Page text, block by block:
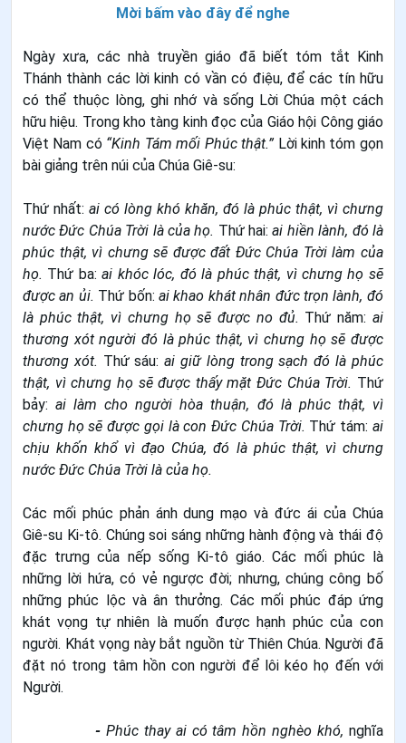
Mời bấm vào đây để nghe
Ngày xưa, các nhà truyền giáo đã biết tóm tắt Kinh
Thánh thành các lời kinh có vần có điệu, để các tín hữu
có thể thuộc lòng, ghi nhớ và sống Lời Chúa một cách
hữu hiệu. Trong kho tàng kinh đọc của Giáo hội Công giáo
Việt Nam có “Kinh Tám mối Phúc thật.” Lời kinh tóm gọn
bài giảng trên núi của Chúa Giê-su:
Thứ nhất: ai có lòng khó khăn, đó là phúc thật, vì chưng
nước Đức Chúa Trời là của họ. Thứ hai: ai hiền lành, đó là
phúc thật, vì chưng sẽ được đất Đức Chúa Trời làm của
họ. Thứ ba: ai khóc lóc, đó là phúc thật, vì chưng họ sẽ
được an ủi. Thứ bốn: ai khao khát nhân đức trọn lành, đó
là phúc thật, vì chưng họ sẽ được no đủ. Thứ năm: ai
thương xót người đó là phúc thật, vì chưng họ sẽ được
thương xót. Thứ sáu: ai giữ lòng trong sạch đó là phúc
thật, vì chưng họ sẽ được thấy mặt Đức Chúa Trời. Thứ
bảy: ai làm cho người hòa thuận, đó là phúc thật, vì
chưng họ sẽ được gọi là con Đức Chúa Trời. Thứ tám: ai
chịu khốn khổ vì đạo Chúa, đó là phúc thật, vì chưng
nước Đức Chúa Trời là của họ.
Các mối phúc phản ánh dung mạo và đức ái của Chúa
Giê-su Ki-tô. Chúng soi sáng những hành động và thái độ
đặc trưng của nếp sống Ki-tô giáo. Các mối phúc là
những lời hứa, có vẻ ngược đời; nhưng, chúng công bố
những phúc lộc và ân thưởng. Các mối phúc đáp ứng
khát vọng tự nhiên là muốn được hạnh phúc của con
người. Khát vọng này bắt nguồn từ Thiên Chúa. Người đã
đặt nó trong tâm hồn con người để lôi kéo họ đến với
Người.
- Phúc thay ai có tâm hồn nghèo khó, nghĩa